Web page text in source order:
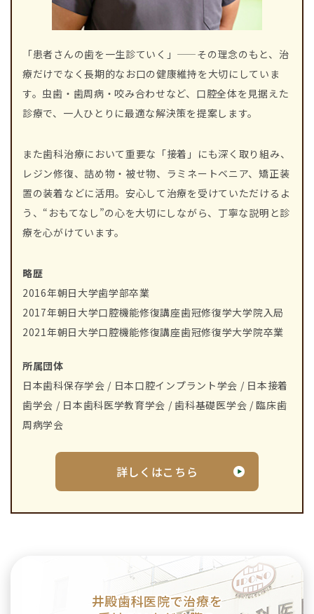
「患者さんの歯を一生診ていく」——その理念のもと、治
療だけでなく長期的なお口の健康維持を大切にしていま
す。虫歯・歯周病・咬み合わせなど、口腔全体を見据えた
診療で、一人ひとりに最適な解決策を提案します。
また歯科治療において重要な「接着」にも深く取り組み、
レジン修復、詰め物・被せ物、ラミネートベニア、矯正装
置の装着などに活用。安心して治療を受けていただけるよ
う、“おもてなし”の心を大切にしながら、丁寧な説明と診
療を心がけています。
略歴
2016年朝日大学歯学部卒業
2017年朝日大学口腔機能修復講座歯冠修復学大学院入局
2021年朝日大学口腔機能修復講座歯冠修復学大学院卒業
所属団体
日本歯科保存学会 / 日本口腔インプラント学会 / 日本接着
歯学会 / 日本歯科医学教育学会 / 歯科基礎医学会 / 臨床歯
周病学会
詳しくはこちら
井殿歯科医院で治療を